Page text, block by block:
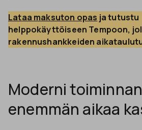
Lataa maksuton opas ja tutustu
helppokäyttöiseen Tempoon,
rakennushankkeiden
Moderni
enemmän aikaa